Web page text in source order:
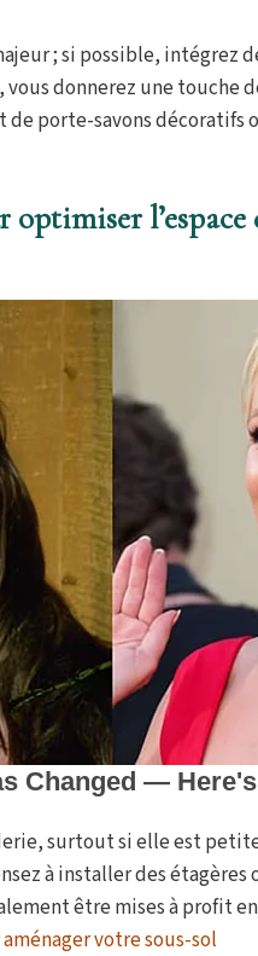
; si possible, intégrez
donnerez une touche
de porte-savons
optimiser
surtout si elle est
à installer des
être mises à profit
votre sous-sol